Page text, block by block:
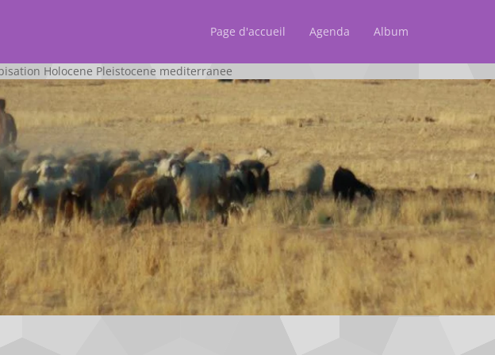
Holocene Pleistocene mediterranee
Page d'accueil Agenda Album